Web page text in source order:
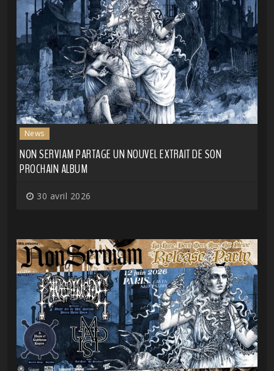
News
NON SERVIAM PARTAGE UN NOUVEL EXTRAIT DE SON
PROCHAIN ALBUM
30 avril 2026